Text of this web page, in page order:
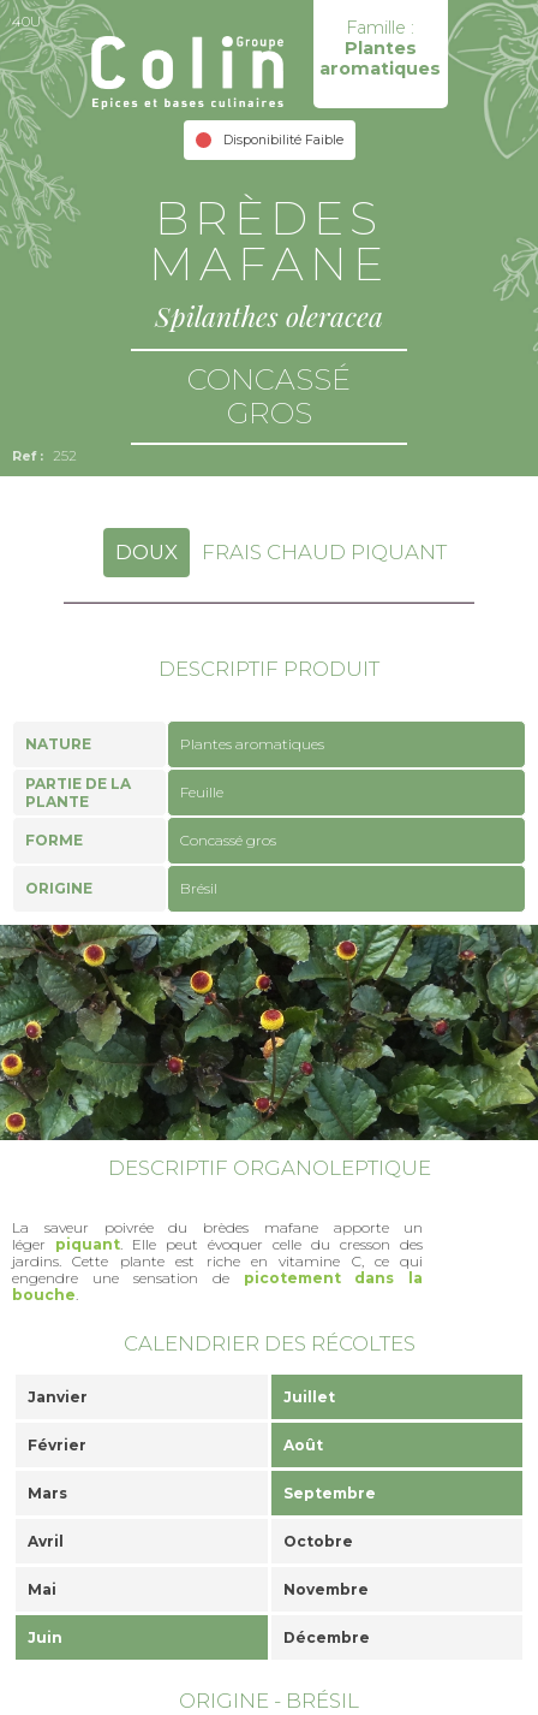
Famille :
Plantes
aromatiques
Disponibilité Faible
40U
252
BRÈDES
MAFANE
Spilanthes oleracea
CONCASSÉ
GROS
DOUX FRAIS CHAUD PIQUANT
DESCRIPTIF PRODUIT
NATURE Plantes aromatiques
PARTIE DE LA
PLANTE
Feuille
FORME Concassé gros
ORIGINE Brésil
DESCRIPTIF ORGANOLEPTIQUE
La saveur poivrée du brèdes mafane apporte un
léger piquant . Elle peut évoquer celle du cresson des
jardins. Cette plante est riche en vitamine C, ce qui
engendre une sensation de picotement dans la
bouche
CALENDRIER DES RÉCOLTES
Janvier Juillet
Février Août
Mars Septembre
Avril Octobre
Mai Novembre
Juin Décembre
ORIGINE - BRÉSIL